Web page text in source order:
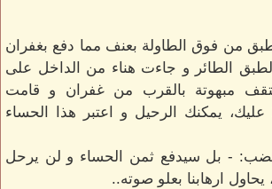
من فوق الطاولة بعنف مما دفع بغفران
الطائر و جاءت هناء من الداخل على
مبهوتة بالقرب من غفران و قامت
عليك، يمكنك الرحيل و اعتبر هذا الحساء
- بل سيدفع ثمن الحساء و لن يرحل
ارهابنا بعلو صوته..